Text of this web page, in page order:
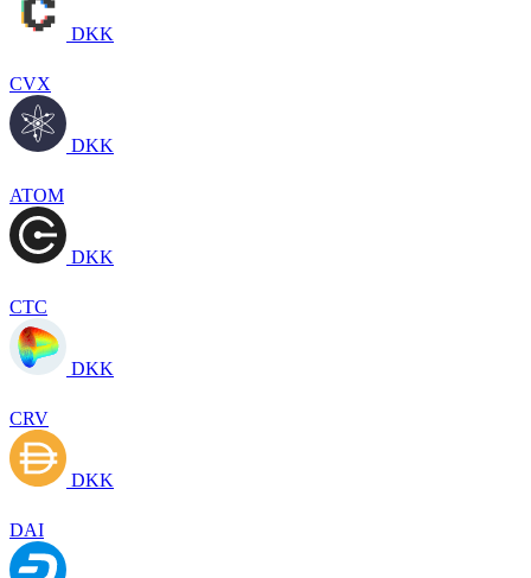
DKK
CVX
DKK
ATOM
DKK
CTC
DKK
CRV
DKK
DAI